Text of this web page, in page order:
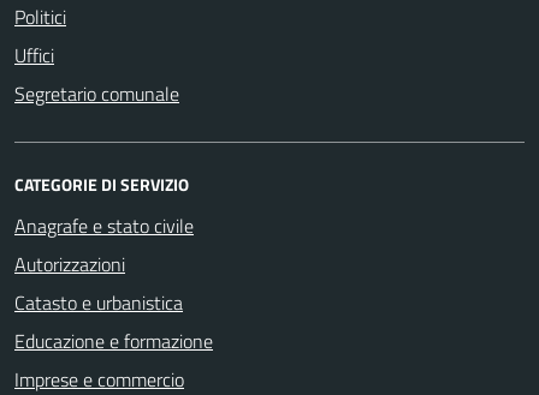
Politici
Uffici
Segretario comunale
CATEGORIE DI SERVIZIO
Anagrafe e stato civile
Autorizzazioni
Catasto e urbanistica
Educazione e formazione
Imprese e commercio